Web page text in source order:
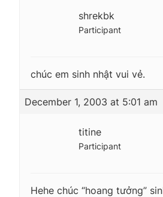
shrekbk
Participant
chúc em sinh nhật vui vẻ.
December 1, 2003 at 5:01 am
titine
Participant
Hehe chúc “hoang tưởng”